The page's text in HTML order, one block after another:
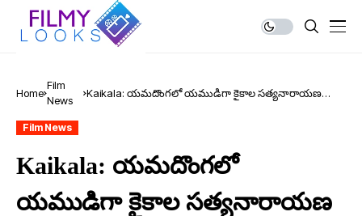
Home
Film
News
Kaikala: యమదొంగలో యముడిగా కైకాల సత్యనారాయణ
Film News
Kaikala: యమదొంగలో
యముడిగా కైకాల సత్యనారాయణ